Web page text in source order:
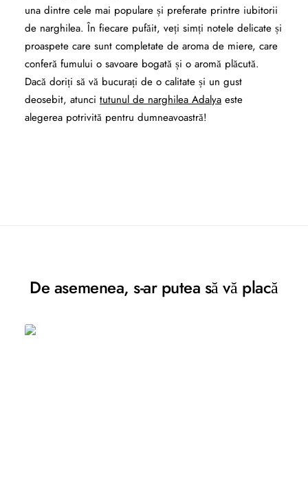
una dintre cele mai populare și preferate printre iubitorii
de narghilea. În fiecare pufăit, veți simți notele delicate și
proaspete care sunt completate de aroma de miere, care
conferă fumului o savoare bogată și o aromă plăcută.
Dacă doriți să vă bucurați de o calitate și un gust
deosebit, atunci tutunul de narghilea Adalya este
alegerea potrivită pentru dumneavoastră!
De asemenea, s-ar putea să vă placă